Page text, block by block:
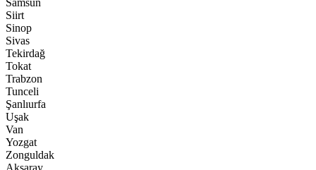
Samsun
Siirt
Sinop
Sivas
Tekirdağ
Tokat
Trabzon
Tunceli
Şanlıurfa
Uşak
Van
Yozgat
Zonguldak
Aksaray